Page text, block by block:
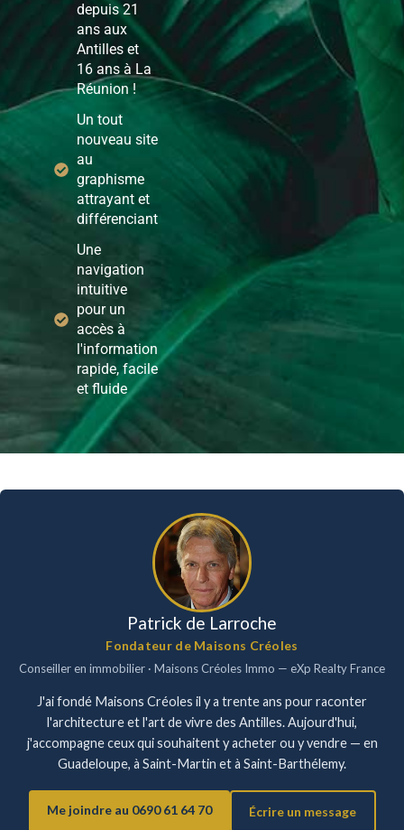
depuis 21
ans aux
Antilles et
16 ans à La
Réunion !
Un tout
nouveau site
au
graphisme
attrayant et
différenciant
Une
navigation
intuitive
pour un
accès à
l'information
rapide, facile
et fluide
Patrick de Larroche
Fondateur de Maisons Créoles
Conseiller en immobilier · Maisons Créoles Immo — eXp Realty France
J'ai fondé Maisons Créoles il y a trente ans pour raconter
l'architecture et l'art de vivre des Antilles. Aujourd'hui,
j'accompagne ceux qui souhaitent y acheter ou y vendre — en
Guadeloupe, à Saint-Martin et à Saint-Barthélemy.
Me joindre au 0690 61 64 70 Écrire un message